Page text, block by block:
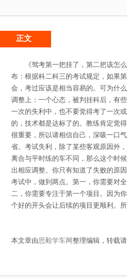
正文
《驾考第一把挂了，第二把该怎
布：根据科二科三的考试规定，如果
会，考过应该是相当容易的。可为什
调整上：一个心态，被判挂科后，有
一次的失利中，也不要觉得考了一次
的，技术都是达标了的。教练肯定觉
很重要，所以请相信自己，深吸一口
省。考试失利，除了某些客观原因外
离合与平时练的车不同，那么这个时
出相应调整。你只有知道了失败的原
考试中，做到两点。第一，你需要对
二，你需要专注于第一个项目。因为
个好的开头会让后续的项目更顺利。
本文章由思毅学车网整理编辑，转载请